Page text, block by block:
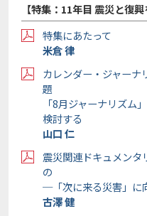
【特集：11年目 震災と復
特集にあたって
米倉 律
カレンダー・ジャーナ
題
「8月ジャーナリズム
検討する
山口 仁
震災関連ドキュメンタ
の
─「次に来る災害」に
古澤 健